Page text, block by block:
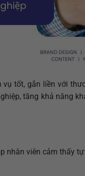
tốt, gắn liền với
tăng khả năng
nhân viên cảm thấy